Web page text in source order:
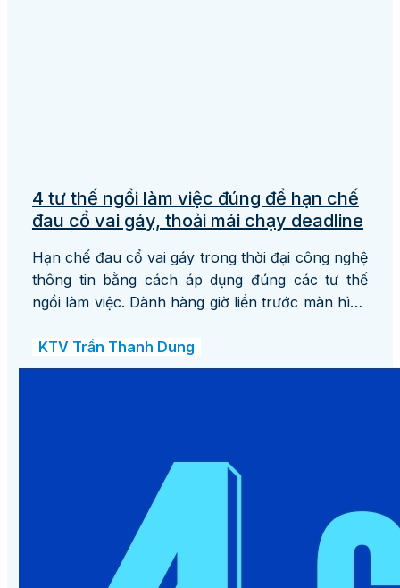
4 tư thế ngồi làm việc đúng để hạn chế
đau cổ vai gáy, thoải mái chạy deadline
Hạn chế đau cổ vai gáy trong thời đại công nghệ
thông tin bằng cách áp dụng đúng các tư thế
ngồi làm việc. Dành hàng giờ liền trước màn hình
quả công việc mà còn cả sức khỏe của
KTV Trần Thanh Dung